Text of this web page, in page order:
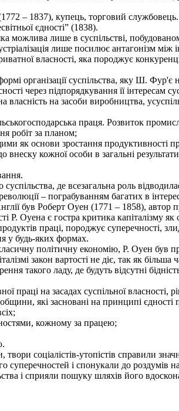
– 1837), купець, торговий службовець.
єдності” (1838).
можлива лише в суспільстві,
лише посилює антагонізм між
власності, яка породжує
організації суспільства, яку Ш. Фур'є
через підпорядкування її
власність на засоби виробництва,
праця. Розвиток
робіт за планом;
як основи зростання продуктивності
кожної особи в загальні
де всезагальна роль
– пограбуванням багатих в
був Роберт Оуен (1771 – 1858), автор
Р. Оуена є гостра критика капіталізму
праці, породжує суперечності,
у будь-яких формах.
політичну економію, Р. Оуен був
закон вартості не діє, так як більша
такого ладу, де будуть відсутні
праці на засадах суспільної власності,
які засновані на принципі єдності
кожному за працею;
соціалістів-утопістів справили
суперечностей і спонукали до роздумів
і сприяли пошуку шляхів його